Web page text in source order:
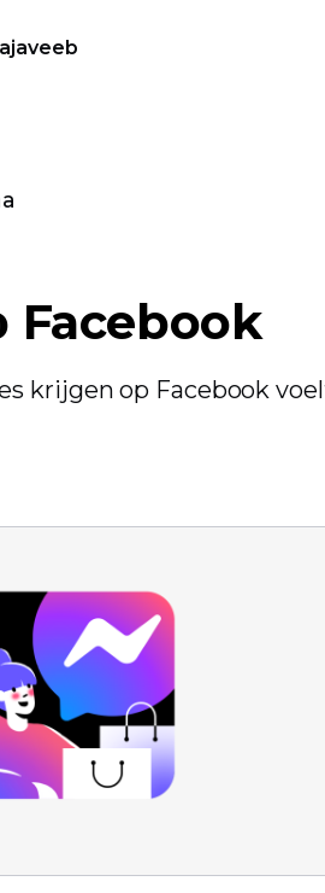
Facebook
krijgen op Facebook